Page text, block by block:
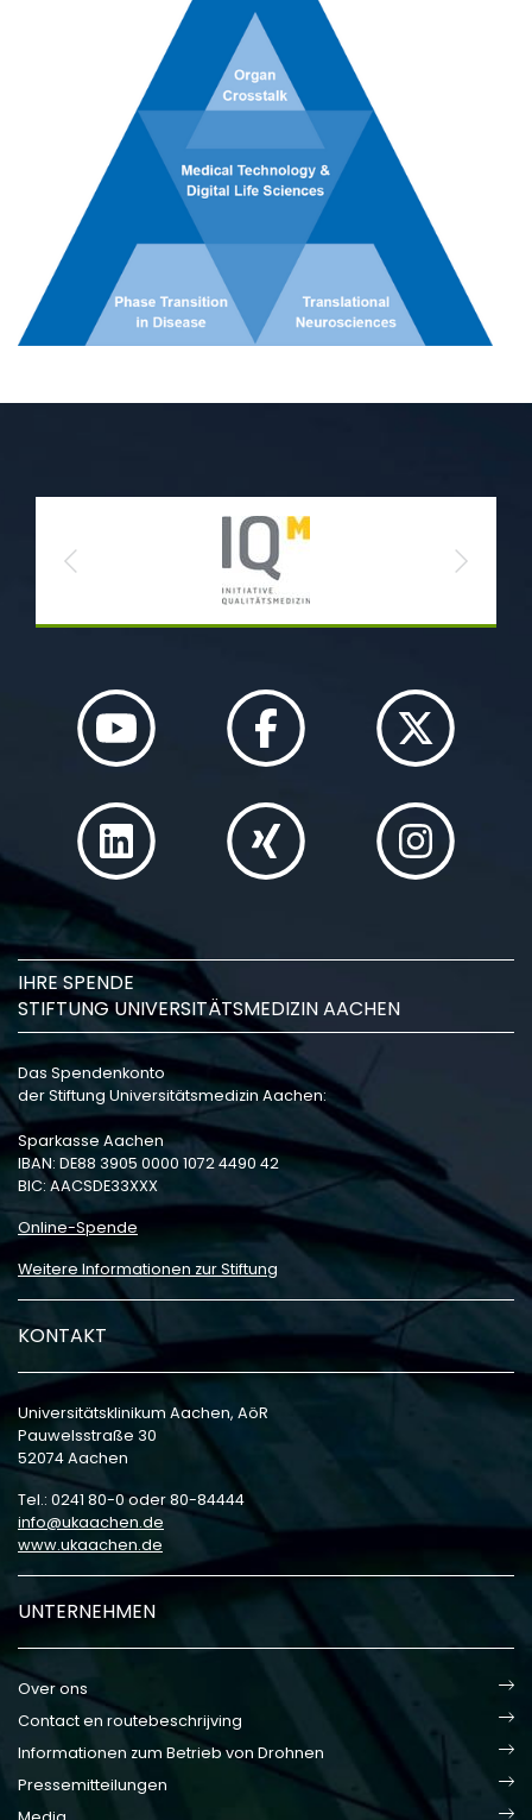
Previous Next
IHRE SPENDE
STIFTUNG UNIVERSITÄTSMEDIZIN AACHEN
Das Spendenkonto
der Stiftung Universitätsmedizin Aachen:
Sparkasse Aachen
IBAN: DE88 3905 0000 1072 4490 42
BIC: AACSDE33XXX
Online-Spende
Weitere Informationen zur Stiftung
KONTAKT
Universitätsklinikum Aachen, AöR
Pauwelsstraße 30
52074 Aachen
Tel.: 0241 80-0 oder 80-84444
info
ukaachen de
www.ukaachen.de
UNTERNEHMEN
Over ons
Contact en routebeschrijving
Informationen zum Betrieb von Drohnen
Pressemitteilungen